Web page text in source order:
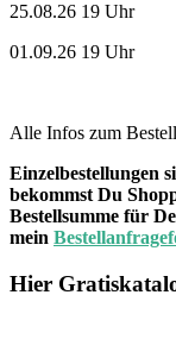
25.08.26 19 Uhr
01.09.26 19 Uhr
Alle Infos zum
Einzelbestellungen
bekommst Du
Bestellsumme für
mein
Hier